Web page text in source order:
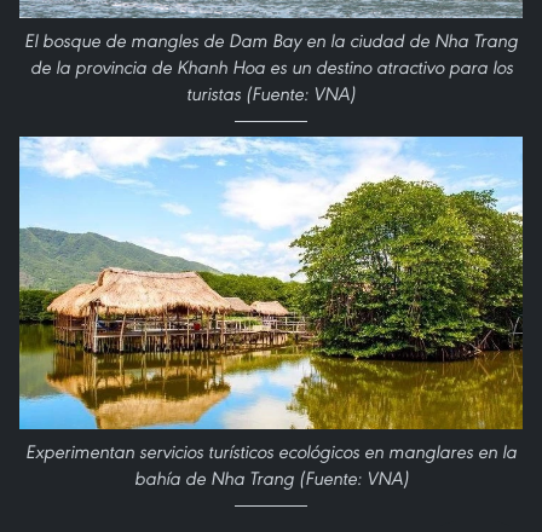
El bosque de mangles de Dam Bay en la ciudad de Nha Trang
de la provincia de Khanh Hoa es un destino atractivo para los
turistas (Fuente: VNA)
Experimentan servicios turísticos ecológicos en manglares en la
bahía de Nha Trang (Fuente: VNA)